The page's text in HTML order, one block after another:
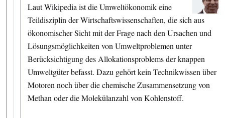
Laut Wikipedia ist die Umweltökonomik eine
Teildisziplin der Wirtschaftswissenschaften, die sich aus
ökonomischer Sicht mit der Frage nach den Ursachen und
Lösungsmöglichkeiten von Umweltproblemen unter
Berücksichtigung des Allokationsproblems der knappen
Umweltgüter befasst. Dazu gehört kein Technikwissen über
Motoren noch über die chemische Zusammensetzung von
Methan oder die Molekülanzahl von Kohlenstoff.